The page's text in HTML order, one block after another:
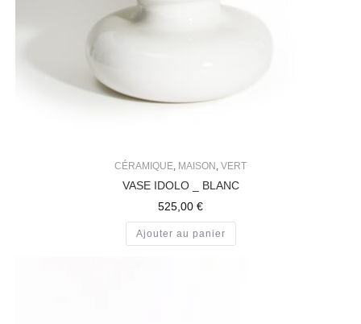
CÉRAMIQUE, MAISON , VERT
VASE IDOLO _ BLANC
525,00 €
Ajouter au panier